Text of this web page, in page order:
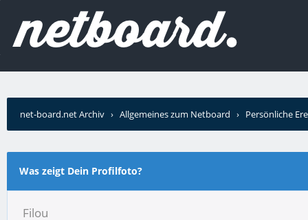
net-board.net Archiv › Allgemeines zum Netboard › Persönliche
Was zeigt Dein Profilfoto?
Filou